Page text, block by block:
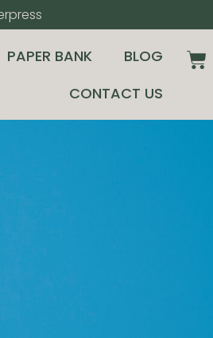
PAPER BANK
BLOG
CONTACT US